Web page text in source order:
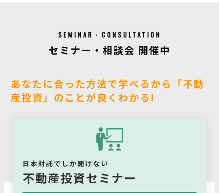
SEMINAR・CONSULTATION
セミナー・相談会 開催中
あなたに合った方法で学べるから「不動
産投資」のことが良くわかる!
日本財託でしか聞けない
不動産投資セミナー